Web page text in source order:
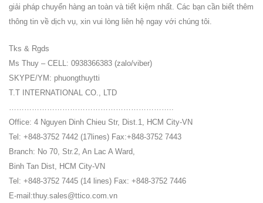
giải pháp chuyển hàng an toàn và tiết kiệm nhất. Các bạn cần biết thêm
thông tin về dịch vụ, xin vui lòng liên hệ ngay với chúng tôi.
Tks & Rgds
Ms Thuy – CELL: 0938366383 (zalo/viber)
SKYPE/YM: phuongthuytti
T.T INTERNATIONAL CO., LTD
Office: 4 Nguyen Dinh Chieu Str, Dist.1, HCM City-VN
Tel: +848-3752 7442 (17lines) Fax:+848-3752 7443
Branch: No 70, Str.2, An Lac A Ward,
Binh Tan Dist, HCM City-VN
Tel: +848-3752 7445 (14 lines) Fax: +848-3752 7446
E-mail:thuy.sales@ttico.com.vn